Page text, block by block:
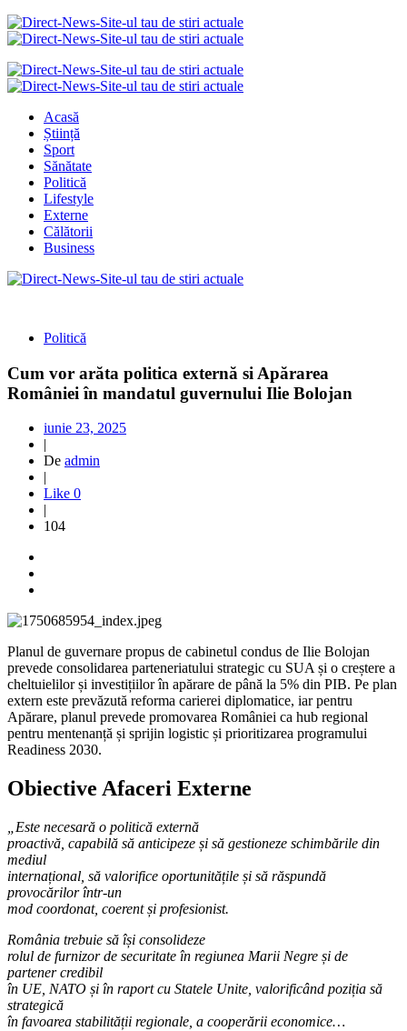
Acasă
Știință
Sport
Sănătate
Politică
Lifestyle
Externe
Călătorii
Business
Politică
Cum vor arăta politica externă si Apărarea
României în mandatul guvernului Ilie Bolojan
iunie 23, 2025
|
De admin
|
Like 0
|
104
Planul de guvernare propus de cabinetul condus de Ilie Bolojan
prevede consolidarea parteneriatului strategic cu SUA și o creștere a
cheltuielilor și investițiilor în apărare de până la 5% din PIB. Pe plan
extern este prevăzută reforma carierei diplomatice, iar pentru
Apărare, planul prevede promovarea României ca hub regional
pentru mentenanță și sprijin logistic și prioritizarea programului
Readiness 2030.
Obiective Afaceri Externe
„Este necesară o politică externă
proactivă, capabilă să anticipeze și să gestioneze schimbările din
mediul
internațional, să valorifice oportunitățile și să răspundă
provocărilor într-un
mod coordonat, coerent și profesionist.
România trebuie să își consolideze
rolul de furnizor de securitate în regiunea Marii Negre și de
partener credibil
în UE, NATO și în raport cu Statele Unite, valorificând poziția să
strategică
în favoarea stabilității regionale, a cooperării economice…